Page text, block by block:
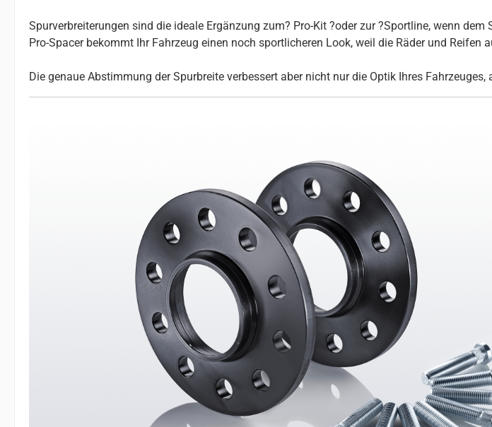
Spurverbreiterungen sind die ideale Ergänzung zum? Pro-Kit ?oder zur ?Sportline, wenn
Pro-Spacer bekommt Ihr Fahrzeug einen noch sportlicheren Look, weil die Räder und Reifen
Die genaue Abstimmung der Spurbreite verbessert aber nicht nur die Optik Ihres